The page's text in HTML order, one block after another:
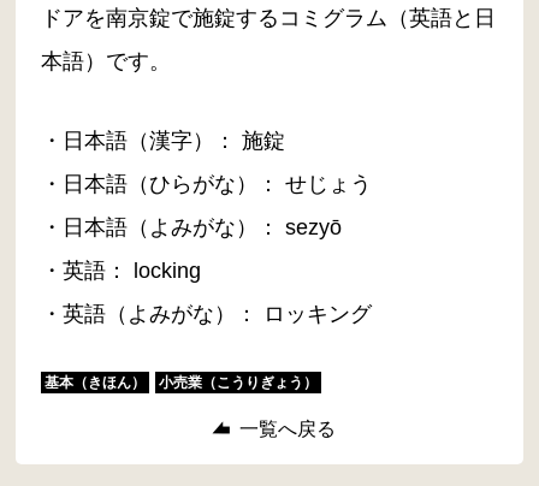
ドアを南京錠で施錠するコミグラム（英語と日
本語）です。
・日本語（漢字）： 施錠
・日本語（ひらがな）： せじょう
・日本語（よみがな）： sezyō
・英語： locking
・英語（よみがな）： ロッキング
基本（きほん） 小売業（こうりぎょう）
一覧へ戻る